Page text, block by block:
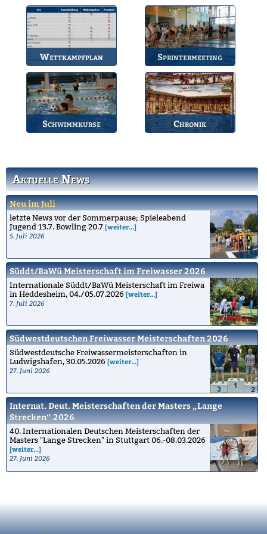
Aktuelle News
Neu im Juli
letzte News vor der Sommerpause; Spieleabend
Jugend 13.7. Bowling 20.7 [weiter...]
5. Juli 2026
Süddt/BaWü Meisterschaft im Freiwasser 2026
Internationale Süddt/BaWü Meisterschaft im Freiwa
in Heddesheim, 04./05.07.2026 [weiter...]
7. Juli 2026
Südwestdeutschen Freiwasser Meisterschaften 2026
Südwestdeutsche Freiwassermeisterschaften in
Ludwigshafen, 30.05.2026 [weiter...]
27. Juni 2026
Internat. Deut. Meisterschaften der Masters „Lange
Strecken“ 2026
40. Internationalen Deutschen Meisterschaften der
Masters "Lange Strecken" in Stuttgart 06.-08.03.2026
[weiter...]
27. Juni 2026
Die Termine des BSV.
Bahnbelegungen der
Gruppen.
Wettkampfplan
Übersicht der aktuellen
Wettkämpfe.
Sprintermeeting
Jährlicher Wettkampf
des BSV.
Schwimmkurse Chronik